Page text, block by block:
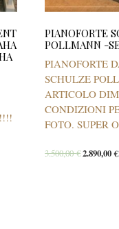
PIANOFORTE
POLLMANN -
PIANOFORTE
SCHULZE
ARTICOLO
CONDIZIONI
FOTO. SUPER
3.500,00€2.890,00€